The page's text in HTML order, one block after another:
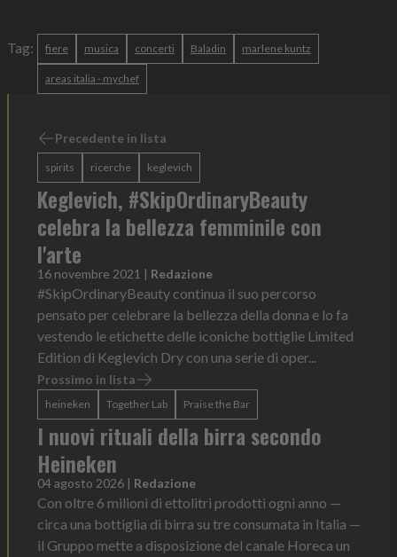
Tag: fiere musica concerti Baladin marlene kuntz
areas italia - mychef
Precedente in lista
spirits ricerche keglevich
Keglevich, #SkipOrdinaryBeauty
celebra la bellezza femminile con
l'arte
16 novembre 2021 | Redazione
#SkipOrdinaryBeauty continua il suo percorso
pensato per celebrare la bellezza della donna e lo fa
vestendo le etichette delle iconiche bottiglie Limited
Edition di Keglevich Dry con una serie di oper...
Prossimo in lista
heineken Together Lab Praise the Bar
I nuovi rituali della birra secondo
Heineken
04 agosto 2026 | Redazione
Con oltre 6 milioni di ettolitri prodotti ogni anno —
circa una bottiglia di birra su tre consumata in Italia —
il Gruppo mette a disposizione del canale Horeca un